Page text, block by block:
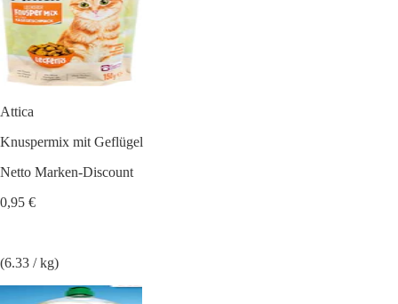
Attica
Knuspermix mit Geflügel
Netto Marken-Discount
0,95 €
(6.33 / kg)